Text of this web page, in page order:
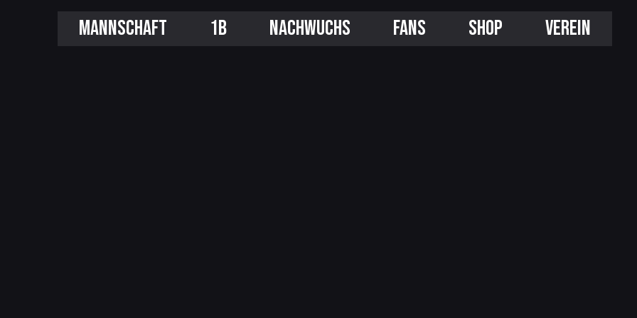
MANNSCHAFT 1B NACHWUCHS FANS SHOP VEREIN